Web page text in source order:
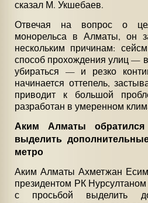
сказал М. Укшебаев.
Отвечая на вопрос о
монорельса в Алматы, он
нескольким причинам:
способ прохождения улиц —
убираться — и резко
начинается оттепель,
приводит к большой
разработан в умеренном
Аким Алматы
выделить
метро
Аким Алматы Ахметжан
президентом РК
с просьбой выделить